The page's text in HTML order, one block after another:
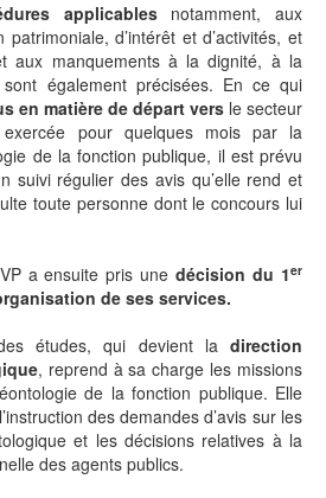
applicables notamment, aux
d’intérêt et d’activités, et
aux manquements à la dignité, à la
également précisées. En ce qui
en matière de départ vers le secteur
pour quelques mois par la
de la fonction publique, il est prévu
suivi régulier des avis qu’elle rend et
toute personne dont le concours lui
a ensuite pris unedécision du 1er
de ses services.
études, qui devient la direction
, reprend à sa charge les missions
de la fonction publique. Elle
des demandes d’avis sur les
et les décisions relatives à la
des agents publics.